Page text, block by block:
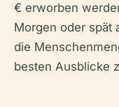
€ erworben
Morgen oder spät
die
besten Ausblicke